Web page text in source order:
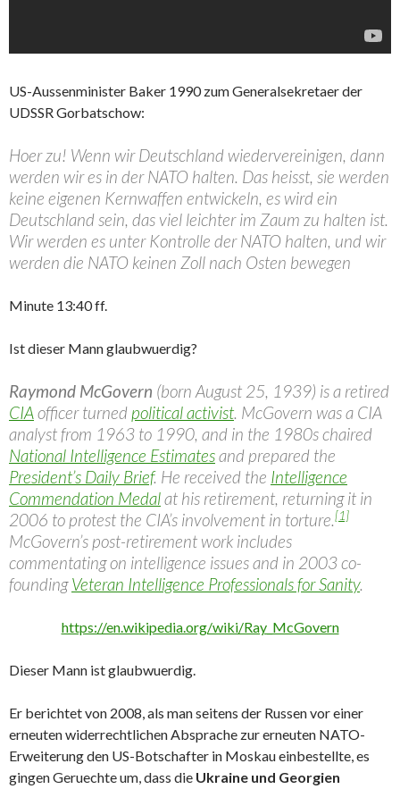
US-Aussenminister Baker 1990 zum Generalsekretaer der
UDSSR Gorbatschow:
Hoer zu! Wenn wir Deutschland wiedervereinigen, dann
werden wir es in der NATO halten. Das heisst, sie werden
keine eigenen Kernwaffen entwickeln, es wird ein
Deutschland sein, das viel leichter im Zaum zu halten ist.
Wir werden es unter Kontrolle der NATO halten, und wir
werden die NATO keinen Zoll nach Osten bewegen
Minute 13:40 ff.
Ist dieser Mann glaubwuerdig?
Raymond McGovern (born August 25, 1939) is a retired
CIAofficer turned political activist. McGovern was a CIA
analyst from 1963 to 1990, and in the 1980s chaired
National Intelligence Estimatesand prepared the
President’s Daily Brief. He received the Intelligence
Commendation Medalat his retirement, returning it in
2006 to protest the CIA’s involvement in torture.[1]
McGovern’s post-retirement work includes
commentating on intelligence issues and in 2003 co-
foundingVeteran Intelligence Professionals for Sanity.
https://en.wikipedia.org/wiki/Ray_McGovern
Dieser Mann ist glaubwuerdig.
Er berichtet von 2008, als man seitens der Russen vor einer
erneuten widerrechtlichen Absprache zur erneuten NATO-
Erweiterung den US-Botschafter in Moskau einbestellte, es
gingen Geruechte um, dass die Ukraine und Georgien